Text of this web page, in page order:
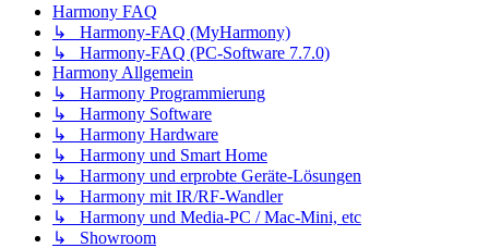
Harmony FAQ
↳ Harmony-FAQ (MyHarmony)
↳ Harmony-FAQ (PC-Software 7.7.0)
Harmony Allgemein
↳ Harmony Programmierung
↳ Harmony Software
↳ Harmony Hardware
↳ Harmony und Smart Home
↳ Harmony und erprobte Geräte-Lösungen
↳ Harmony mit IR/RF-Wandler
↳ Harmony und Media-PC / Mac-Mini, etc
↳ Showroom